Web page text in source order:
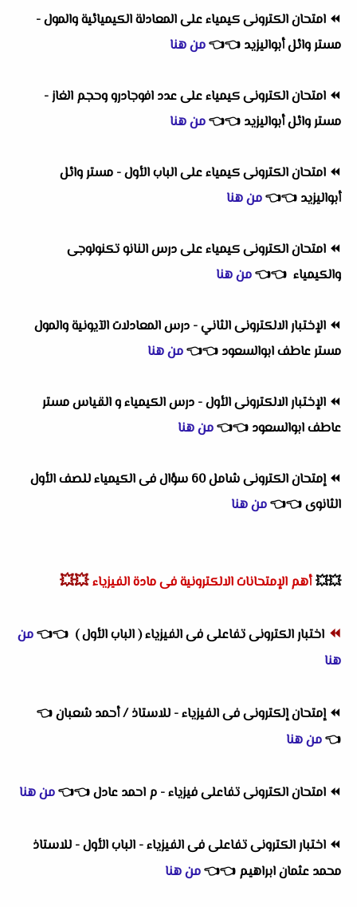
⏪ امتحان الكترونى كيمياء على المعادلة الكيميائية والمول -
مستر وائل أبواليزيد 👈
👈من هنا
⏪ امتحان الكترونى كيمياء على عدد افوجادرو وحجم الغاز -
مستر وائل أبواليزيد 👈
👈من هنا
⏪ امتحان الكترونى كيمياء على الباب الأول - مستر وائل
أبواليزيد 👈
👈من هنا
⏪ امتحان الكترونى كيمياء على درس النانو تكنولوجى
والكيمياء 👈
👈من هنا
⏪ الإختبار الالكترونى الثاني - درس المعادلات الآيونية والمول
مستر عاطف ابوالسعود 👈
👈من هنا
⏪ الإختبار الالكترونى الأول - درس الكيمياء و القياس مستر
عاطف ابوالسعود 👈
👈من هنا
⏪
إمتحان الكترونى شامل 60 سؤال فى الكيمياء للصف الأول
الثانوى👈
👈من هنا
💥💥 أهم الإمتحانات الالكترونية فى مادة الفيزياء 💥💥
⏪ اختبار الكترونى تفاعلى فى الفيزياء ( الباب الأول ) 👈
👈من
هنا
⏪إمتحان إلكترونى فى الفيزياء - للاستاذ / أحمد شعبان👈
👈من هنا
⏪ امتحان الكترونى تفاعلى فيزياء - م احمد عادل👈
👈من هنا
⏪ اختبار الكترونى تفاعلى فى الفيزياء - الباب الأول - للاستاذ
محمد عثمان ابراهيم 👈
👈من هنا